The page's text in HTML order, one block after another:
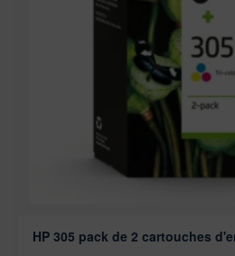
HP 305 pack de 2 cartouches